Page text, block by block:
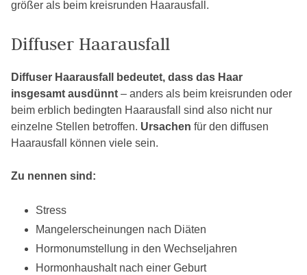
größer als beim kreisrunden Haarausfall.
Diffuser Haarausfall
Diffuser Haarausfall bedeutet, dass das Haar
insgesamt ausdünnt – anders als beim kreisrunden oder
beim erblich bedingten Haarausfall sind also nicht nur
einzelne Stellen betroffen. Ursachen für den diffusen
Haarausfall können viele sein.
Zu nennen sind:
Stress
Mangelerscheinungen nach Diäten
Hormonumstellung in den Wechseljahren
Hormonhaushalt nach einer Geburt